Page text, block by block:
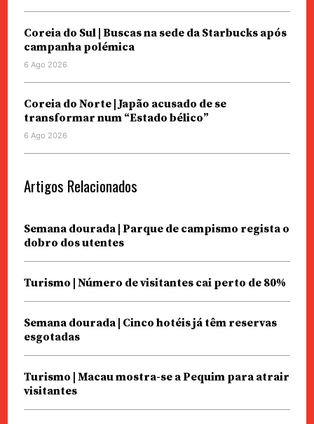
Coreia do Sul | Buscas na sede da Starbucks após
campanha polémica
6 Ago 2026
Coreia do Norte | Japão acusado de se
transformar num “Estado bélico”
6 Ago 2026
Artigos Relacionados
Semana dourada | Parque de campismo regista o
dobro dos utentes
Turismo | Número de visitantes cai perto de 80%
Semana dourada | Cinco hotéis já têm reservas
esgotadas
Turismo | Macau mostra-se a Pequim para atrair
visitantes